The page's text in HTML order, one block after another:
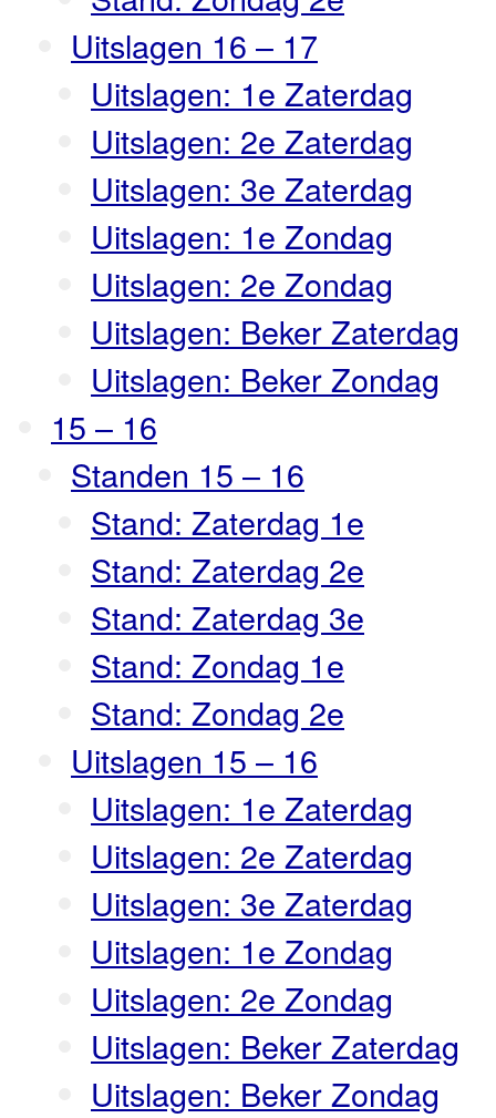
Uitslagen 16 – 17
Uitslagen: 1e Zaterdag
Uitslagen: 2e Zaterdag
Uitslagen: 3e Zaterdag
Uitslagen: 1e Zondag
Uitslagen: 2e Zondag
Uitslagen: Beker Zaterdag
Uitslagen: Beker Zondag
15 – 16
Standen 15 – 16
Stand: Zaterdag 1e
Stand: Zaterdag 2e
Stand: Zaterdag 3e
Stand: Zondag 1e
Stand: Zondag 2e
Uitslagen 15 – 16
Uitslagen: 1e Zaterdag
Uitslagen: 2e Zaterdag
Uitslagen: 3e Zaterdag
Uitslagen: 1e Zondag
Uitslagen: 2e Zondag
Uitslagen: Beker Zaterdag
Uitslagen: Beker Zondag